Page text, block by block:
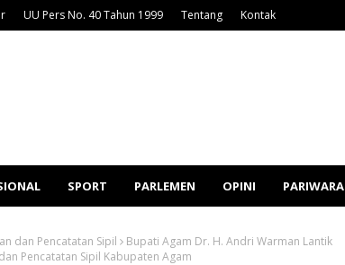
UU Pers No. 40 Tahun 1999 Tentang Kontak
SPORT PARLEMEN OPINI PARIWARA
dan Pencatatan Sipil
Bupati Agam Dr. H. Andri Warman Lantik
Pencatatan Sipil Kabupaten Agam